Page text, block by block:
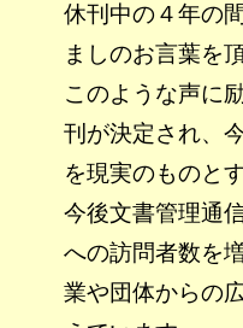
休刊中の４年の
ましのお言葉を
このような声に
刊が決定され、
を現実のものと
今後文書管理通
への訪問者数を
業や団体からの